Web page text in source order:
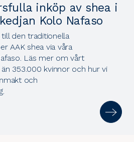
inköp av shea i
Kolo Nafaso
den traditionella
AAK shea via våra
Läs mer om vårt
353.000 kvinnor och hur vi
och